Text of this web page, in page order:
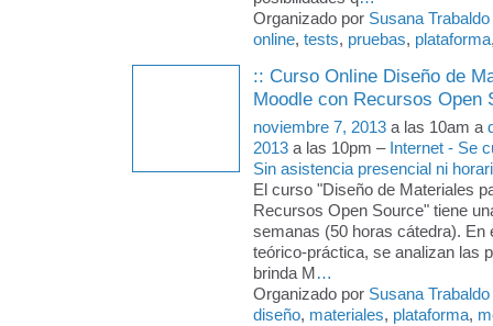
Organizado por Susana Trabaldo
online, tests, pruebas, plataforma
:: Curso Online Diseño de
Moodle con Recursos Open
noviembre 7, 2013 a las 10am a
2013 a las 10pm – Internet - Se
Sin asistencia presencial ni
El curso "Diseño de Materiales
Recursos Open Source" tiene
semanas (50 horas cátedra). En
teórico-práctica, se analizan las
brinda M …
Organizado por Susana Trabaldo
diseño, materiales, plataforma,